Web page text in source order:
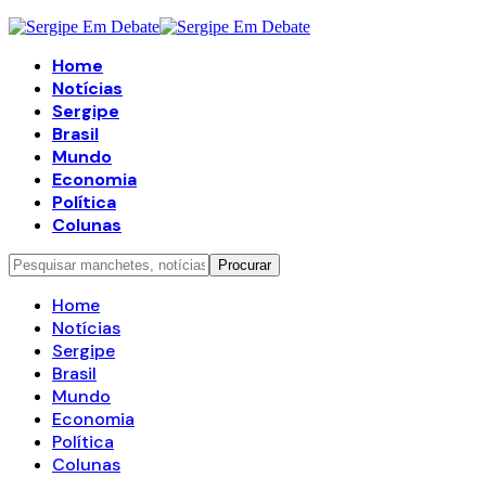
Home
Notícias
Sergipe
Brasil
Mundo
Economia
Política
Colunas
Home
Notícias
Sergipe
Brasil
Mundo
Economia
Política
Colunas